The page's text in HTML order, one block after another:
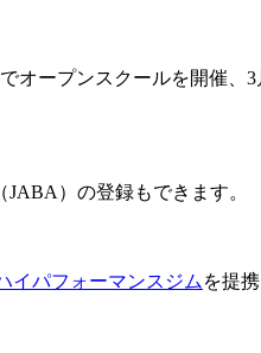
オープンスクールを開催、
）の登録もできます。
イパフォーマンスジム を提